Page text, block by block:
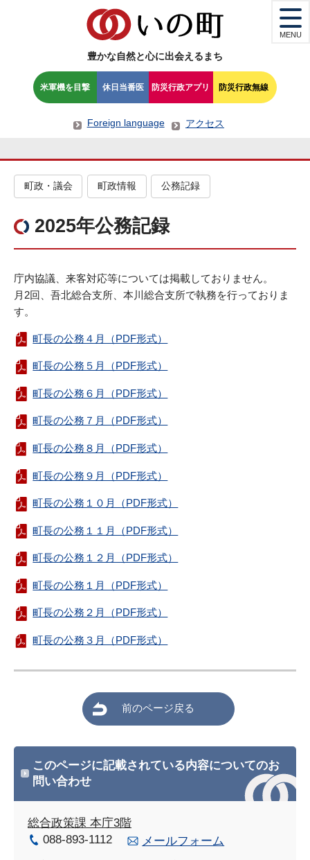
豊かな自然と心に出会えるまち
米軍機を目撃 休日当番医 防災行政アプリ 防災行政無線
Foreign language アクセス
MENU
町政・議会 町政情報 公務記録
2025年公務記録
庁内協議、来客対応等については掲載しておりません。
月2回、吾北総合支所、本川総合支所で執務を行っておりま
す。
町長の公務４月（PDF形式）
町長の公務５月（PDF形式）
町長の公務６月（PDF形式）
町長の公務７月（PDF形式）
町長の公務８月（PDF形式）
町長の公務９月（PDF形式）
町長の公務１０月（PDF形式）
町長の公務１１月（PDF形式）
町長の公務１２月（PDF形式）
町長の公務１月（PDF形式）
町長の公務２月（PDF形式）
町長の公務３月（PDF形式）
前のページ戻る
このページに記載されている内容についてのお
問い合わせ
総合政策課 本庁3階
088-893-1112
メールフォーム